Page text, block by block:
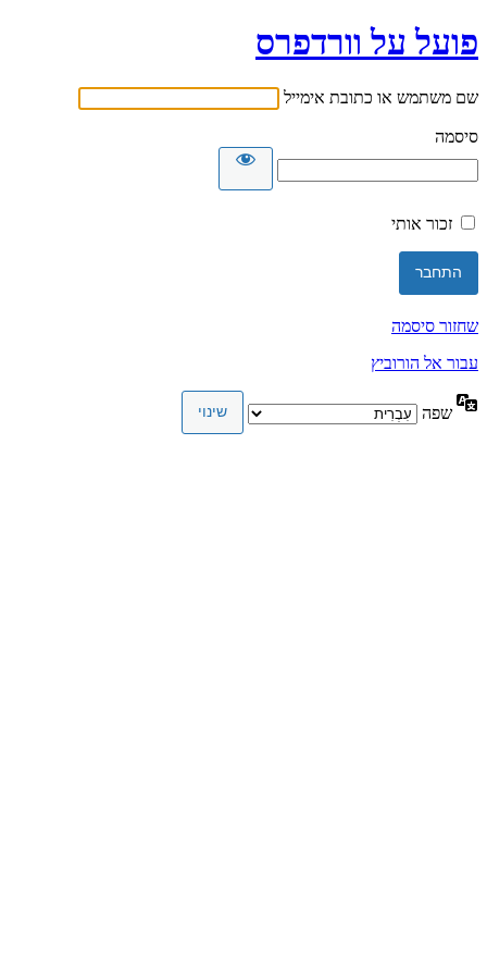
פועל על וורדפרס
שם משתמש או כתובת אימייל
סיסמה
זכור אותי
שחזור סיסמה
עבור אל הורוביץ
שפה